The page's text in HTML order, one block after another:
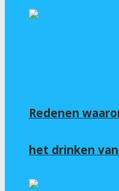
Redenen
het drinken